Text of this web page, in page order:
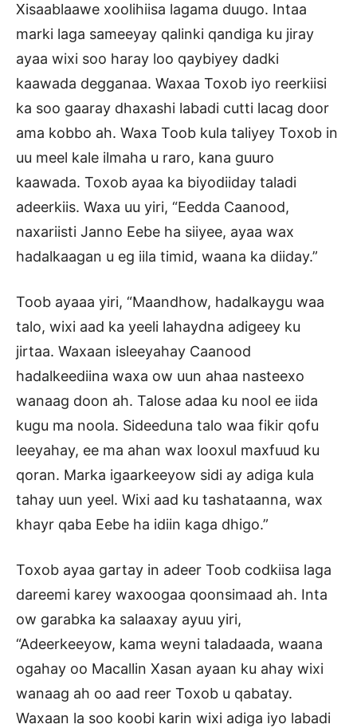
Xisaablaawe xoolihiisa lagama duugo. Intaa
marki laga sameeyay qalinki qandiga ku jiray
ayaa wixi soo haray loo qaybiyey dadki
kaawada degganaa. Waxaa Toxob iyo reerkiisi
ka soo gaaray dhaxashi labadi cutti lacag door
ama kobbo ah. Waxa Toob kula taliyey Toxob in
uu meel kale ilmaha u raro, kana guuro
kaawada. Toxob ayaa ka biyodiiday taladi
adeerkiis. Waxa uu yiri, “Eedda Caanood,
naxariisti Janno Eebe ha siiyee, ayaa wax
hadalkaagan u eg iila timid, waana ka diiday.”
Toob ayaaa yiri, “Maandhow, hadalkaygu waa
talo, wixi aad ka yeeli lahaydna adigeey ku
jirtaa. Waxaan isleeyahay Caanood
hadalkeediina waxa ow uun ahaa nasteexo
wanaag doon ah. Talose adaa ku nool ee iida
kugu ma noola. Sideeduna talo waa fikir qofu
leeyahay, ee ma ahan wax looxul maxfuud ku
qoran. Marka igaarkeeyow sidi ay adiga kula
tahay uun yeel. Wixi aad ku tashataanna, wax
khayr qaba Eebe ha idiin kaga dhigo.”
Toxob ayaa gartay in adeer Toob codkiisa laga
dareemi karey waxoogaa qoonsimaad ah. Inta
ow garabka ka salaaxay ayuu yiri,
“Adeerkeeyow, kama weyni taladaada, waana
ogahay oo Macallin Xasan ayaan ku ahay wixi
wanaag ah oo aad reer Toxob u qabatay.
Waxaan la soo koobi karin wixi adiga iyo labadi